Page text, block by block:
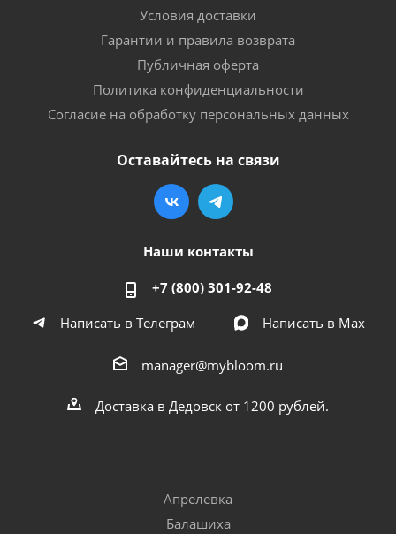
Условия доставки
Гарантии и правила возврата
Публичная оферта
Политика конфиденциальности
Согласие на обработку персональных данных
Оставайтесь на связи
Наши контакты
+7 (800) 301-92-48
Написать в Телеграм
Написать в Мах
manager@mybloom.ru
Доставка в Дедовск от 1200 рублей.
Апрелевка
Балашиха